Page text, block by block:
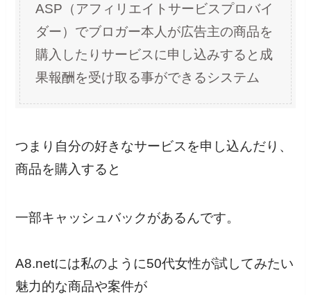
ASP（アフィリエイトサービスプロバイ
ダー）でブロガー本人が広告主の商品を
購入したりサービスに申し込みすると成
果報酬を受け取る事ができるシステム
つまり自分の好きなサービスを申し込んだり、
商品を購入すると
一部キャッシュバックがあるんです。
A8.netには私のように50代女性が試してみたい
魅力的な商品や案件が